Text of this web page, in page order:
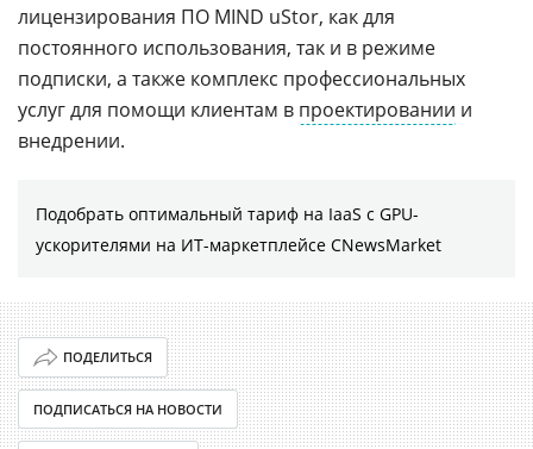
лицензирования ПО MIND uStor, как для
постоянного использования, так и в режиме
подписки, а также комплекс профессиональных
услуг для помощи клиентам в проектировании и
внедрении.
Подобрать оптимальный тариф на IaaS с GPU-
ускорителями на ИТ-маркетплейсе CNewsMarket
ПОДЕЛИТЬСЯ
ПОДПИСАТЬСЯ НА НОВОСТИ